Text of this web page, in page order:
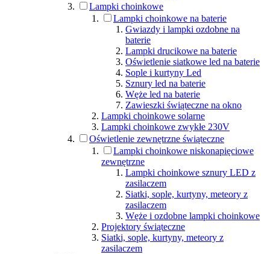
Lampki choinkowe
Lampki choinkowe na baterie
Gwiazdy i lampki ozdobne na
baterie
Lampki drucikowe na baterie
Oświetlenie siatkowe led na baterie
Sople i kurtyny Led
Sznury led na baterie
Węże led na baterie
Zawieszki świąteczne na okno
Lampki choinkowe solarne
Lampki choinkowe zwykłe 230V
Oświetlenie zewnętrzne świąteczne
Lampki choinkowe niskonapięciowe
zewnętrzne
Lampki choinkowe sznury LED z
zasilaczem
Siatki, sople, kurtyny, meteory z
zasilaczem
Węże i ozdobne lampki choinkowe
Projektory świąteczne
Siatki, sople, kurtyny, meteory z
zasilaczem